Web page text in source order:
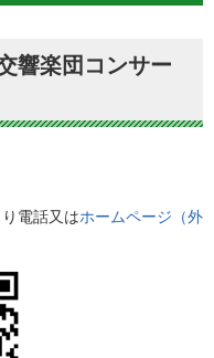
響楽団コンサー
電話又はホームページ（外